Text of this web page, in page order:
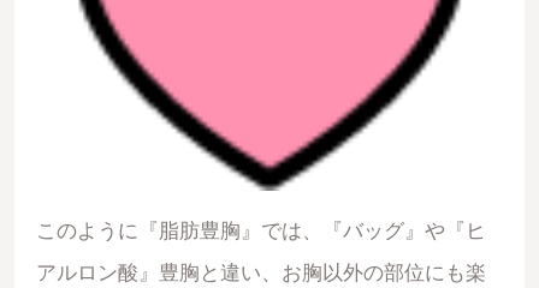
このように『脂肪豊胸』では、『バッグ』や『ヒ
アルロン酸』豊胸と違い、お胸以外の部位にも楽